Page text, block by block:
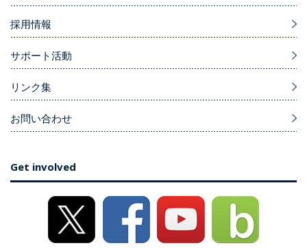
採用情報
サポート活動
リンク集
お問い合わせ
Get involved